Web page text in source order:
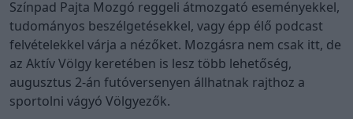
Színpad Pajta Mozgó reggeli átmozgató eseményekkel,
tudományos beszélgetésekkel, vagy épp élő podcast
felvételekkel várja a nézőket. Mozgásra nem csak itt, de
az Aktív Völgy keretében is lesz több lehetőség,
augusztus 2-án futóversenyen állhatnak rajthoz a
sportolni vágyó Völgyezők.